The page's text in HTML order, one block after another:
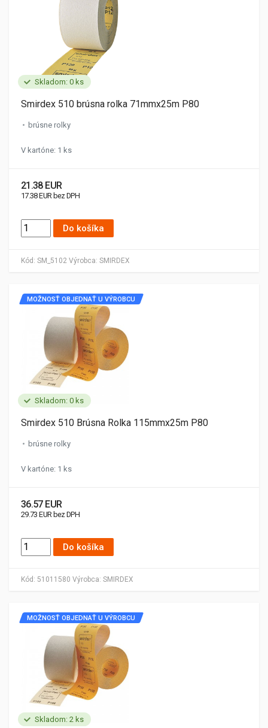
Skladom: 0 ks
Kód: SM_5102 Výrobca: SMIRDEX
Smirdex 510 brúsna rolka 71mmx25m P80
brúsne rolky
V kartóne: 1 ks
21.38 EUR
17.38 EUR bez DPH
Do košíka
Skladom: 0 ks
Kód: 51011580 Výrobca: SMIRDEX
MOŽNOSŤ OBJEDNAŤ U VÝROBCU
Smirdex 510 Brúsna Rolka 115mmx25m P80
brúsne rolky
V kartóne: 1 ks
36.57 EUR
29.73 EUR bez DPH
Do košíka
Skladom: 2 ks
MOŽNOSŤ OBJEDNAŤ U VÝROBCU